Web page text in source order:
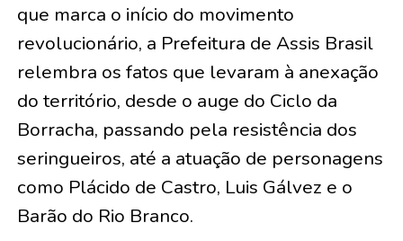
que marca o início do movimento
revolucionário, a Prefeitura de Assis Brasil
relembra os fatos que levaram à anexação
do território, desde o auge do Ciclo da
Borracha, passando pela resistência dos
seringueiros, até a atuação de personagens
como Plácido de Castro, Luis Gálvez e o
Barão do Rio Branco.